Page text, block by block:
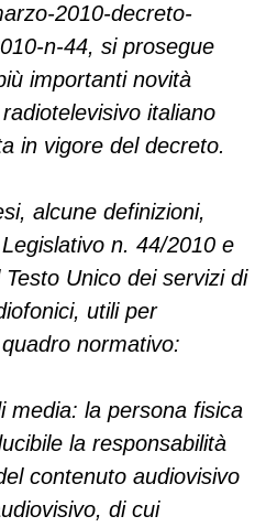
2010-decreto-
n-44, si prosegue
importanti novità
italiano
in vigore del decreto.
alcune definizioni,
n. 44/2010 e
Unico dei servizi di
utili per
normativo:
media: la persona fisica
la responsabilità
contenuto audiovisivo
di cui